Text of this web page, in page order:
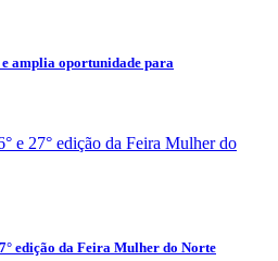
e amplia oportunidade para
edição da Feira Mulher do Norte